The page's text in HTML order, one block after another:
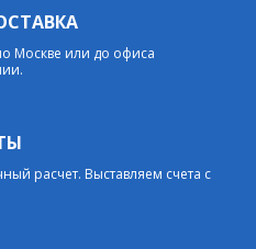
Москве или до офиса
расчет. Выставляем счета с